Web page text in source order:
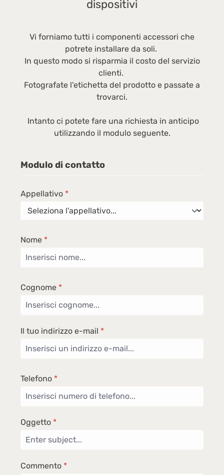
dispositivi
Vi forniamo tutti i componenti accessori che
potrete installare da soli.
In questo modo si risparmia il costo del servizio
clienti.
Fotografate l'etichetta del prodotto e passate a
trovarci.
Intanto ci potete fare una richiesta in anticipo
utilizzando il modulo seguente.
Modulo di contatto
Appellativo *
Nome *
Cognome *
Il tuo indirizzo e-mail *
Telefono *
Oggetto *
Commento *